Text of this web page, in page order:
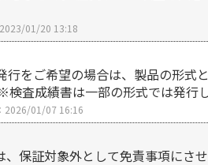
01/20 13:18
をご希望の場合は、製品の形式
査成績書は一部の形式では発行
2026/01/07 16:16
保証対象外として免責事項にさ